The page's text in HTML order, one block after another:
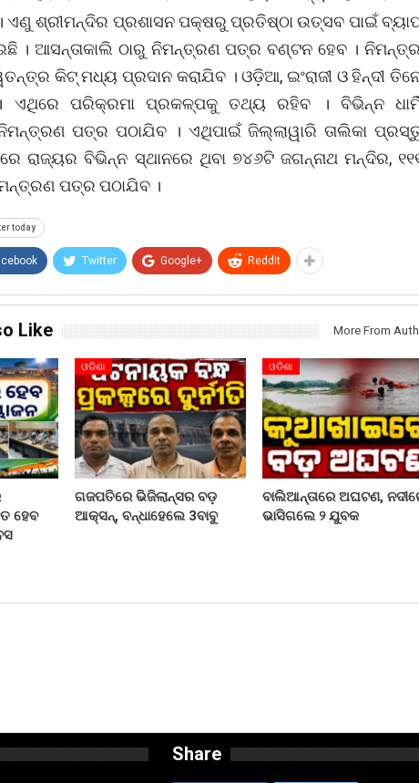
। ଏଣୁ ଶ୍ରୀମନ୍ଦିର ପ୍ରଶାସନ ପକ୍ଷରୁ ପ୍ରତିଷ୍ଠା ଉତ୍ସବ ପାଇଁ
। ଆସନ୍ତାକାଲି ଠାରୁ ନିମନ୍ତ୍ରଣ ପତ୍ର ବଣ୍ଟନ ହେବ ।
କିଟ୍ ମଧ୍ୟ ପ୍ରଦାନ କରାଯିବ । ଓଡ଼ିଆ, ଇଂରାଜୀ ଓ ହିନ୍ଦୀ
ଏଥିରେ ପରିକ୍ରମା ପ୍ରକଳ୍ପକୁ ତଥ୍ୟ ରହିବ । ବିଭିନ୍ନ
ପତ୍ର ପଠାଯିବ । ଏଥିପାଇଁ ଜିଲ୍ଲାୱାରି ତାଲିକା
ରାଜ୍ୟର ବିଭିନ୍ନ ସ୍ଥାନରେ ଥିବା ୭୪୬ଟି ଜଗନ୍ନାଥ ମନ୍ଦିର,
ପତ୍ର ପଠାଯିବ ।
today
Twitter Google+ ReddIt
Like More From
ହେବ
ଓଡିଶା
ଗଜପତିରେ ଭିଜିଲାନ୍ସର ବଡ଼
ଆକ୍ସନ୍, ବନ୍ଧାହେଲେ 3ବାବୁ
ଓଡିଶା
ବାଲିଆନ୍ତାରେ ଅଘଟଣ,
ଭାସିଗଲେ ୨ ଯୁବକ
Share